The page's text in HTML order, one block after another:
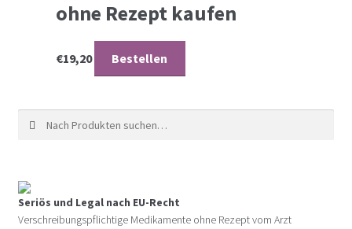
ohne Rezept kaufen
€19,20 Bestellen
Suche nach:
Seriös und Legal nach EU-Recht
Verschreibungspflichtige Medikamente ohne Rezept vom Arzt